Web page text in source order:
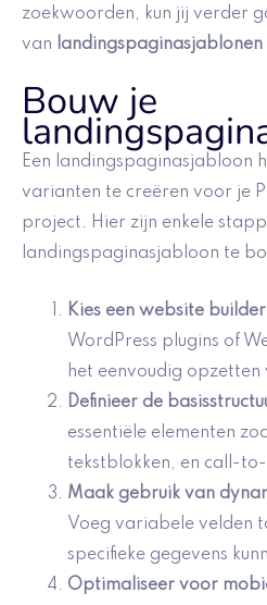
zoekwoorden, kun jij verder
van
landingspaginasjablonen
Bouw je
Een landingspaginasjabloon
varianten te creëren voor je
project. Hier zijn enkele
landingspaginasjabloon te
Kies een website builder
WordPress plugins of
het eenvoudig
Definieer de
essentiële elementen
tekstblokken, en call-
Maak gebruik van
Voeg variabele velden
specifieke gegevens
Optimaliseer voor